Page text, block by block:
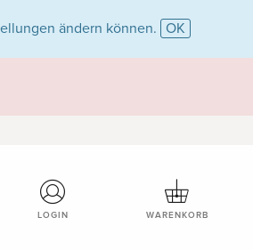
ändern können. OK
LOGIN WARENKORB